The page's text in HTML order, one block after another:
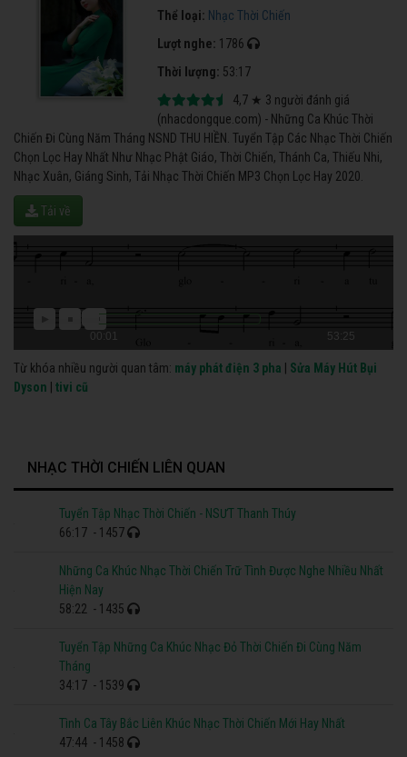
Thể loại: Nhạc Thời Chiến
Lượt nghe: 1786
Thời lượng: 53:17
4,7 ★ 3 người đánh giá
(nhacdongque.com) - Những Ca Khúc Thời
Chiến Đi Cùng Năm Tháng NSND THU HIỀN. Tuyển Tập Các Nhạc Thời Chiến
Chọn Lọc Hay Nhất Như Nhạc Phật Giáo, Thời Chiến, Thánh Ca, Thiếu Nhi,
Nhạc Xuân, Giáng Sinh, Tải Nhạc Thời Chiến MP3 Chọn Lọc Hay 2020.
Tải về
00:01 53:25
Từ khóa nhiều người quan tâm: máy phát điện 3 pha
Sửa Máy Hút Bụi
Dyson
tivi cũ
NHẠC THỜI CHIẾN LIÊN QUAN
Tuyển Tập Nhạc Thời Chiến - NSƯT Thanh Thúy
66:17 - 1457
Những Ca Khúc Nhạc Thời Chiến Trữ Tình Được Nghe Nhiều Nhất
Hiện Nay
58:22 - 1435
Tuyển Tập Những Ca Khúc Nhạc Đỏ Thời Chiến Đi Cùng Năm
Tháng
34:17 - 1539
Tình Ca Tây Bắc Liên Khúc Nhạc Thời Chiến Mới Hay Nhất
47:44 - 1458